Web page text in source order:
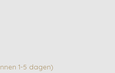
is
1-5 dagen)